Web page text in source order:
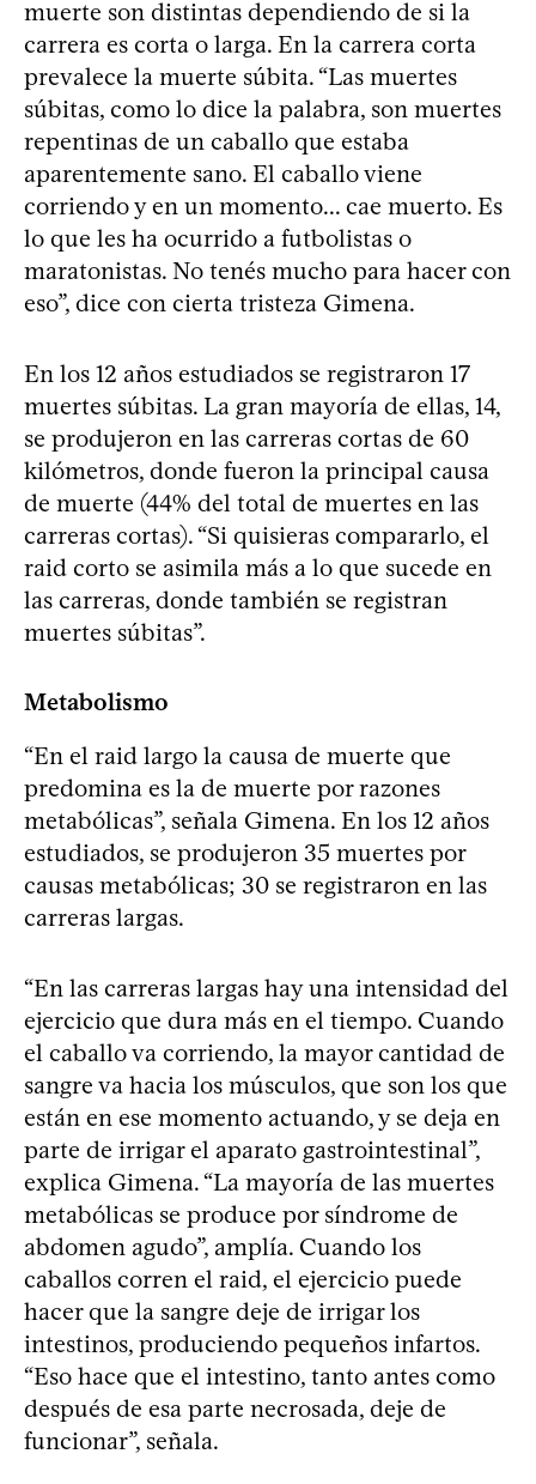
muerte son distintas dependiendo de si la
carrera es corta o larga. En la carrera corta
prevalece la muerte súbita. “Las muertes
súbitas, como lo dice la palabra, son muertes
repentinas de un caballo que estaba
aparentemente sano. El caballo viene
corriendo y en un momento... cae muerto. Es
lo que les ha ocurrido a futbolistas o
maratonistas. No tenés mucho para hacer con
eso”, dice con cierta tristeza Gimena.
En los 12 años estudiados se registraron 17
muertes súbitas. La gran mayoría de ellas, 14,
se produjeron en las carreras cortas de 60
kilómetros, donde fueron la principal causa
de muerte (44% del total de muertes en las
carreras cortas). “Si quisieras compararlo, el
raid corto se asimila más a lo que sucede en
las carreras, donde también se registran
muertes súbitas”.
Metabolismo
“En el raid largo la causa de muerte que
predomina es la de muerte por razones
metabólicas”, señala Gimena. En los 12 años
estudiados, se produjeron 35 muertes por
causas metabólicas; 30 se registraron en las
carreras largas.
“En las carreras largas hay una intensidad del
ejercicio que dura más en el tiempo. Cuando
el caballo va corriendo, la mayor cantidad de
sangre va hacia los músculos, que son los que
están en ese momento actuando, y se deja en
parte de irrigar el aparato gastrointestinal”,
explica Gimena. “La mayoría de las muertes
metabólicas se produce por síndrome de
abdomen agudo”, amplía. Cuando los
caballos corren el raid, el ejercicio puede
hacer que la sangre deje de irrigar los
intestinos, produciendo pequeños infartos.
“Eso hace que el intestino, tanto antes como
después de esa parte necrosada, deje de
funcionar”, señala.